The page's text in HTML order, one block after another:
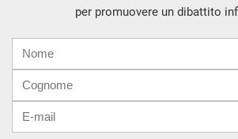
per promuovere un dibattito
mail